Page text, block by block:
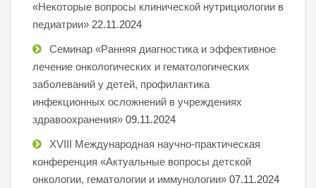
«Некоторые вопросы клинической нутрициологии в
педиатрии» 22.11.2024
Семинар «Ранняя диагностика и эффективное
лечение онкологических и гематологических
заболеваний у детей, профилактика
инфекционных осложнений в учреждениях
здравоохранения» 09.11.2024
XVIII Международная научно-практическая
конференция «Актуальные вопросы детской
онкологии, гематологии и иммунологии» 07.11.2024